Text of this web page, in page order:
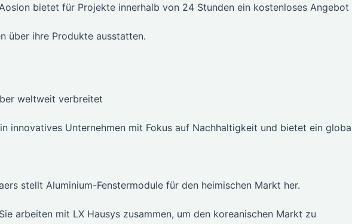
Aoslon bietet für Projekte innerhalb von 24 Stunden ein kostenloses Angebot
über ihre Produkte ausstatten.
weltweit verbreitet
innovatives Unternehmen mit Fokus auf Nachhaltigkeit und bietet ein
stellt Aluminium-Fenstermodule für den heimischen Markt her.
Sie arbeiten mit LX Hausys zusammen, um den koreanischen Markt zu